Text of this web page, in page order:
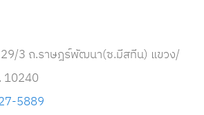
3 ถ.ราษฎร์พัฒนา(ซ.มีสทีน) แขวง/
10240
5889